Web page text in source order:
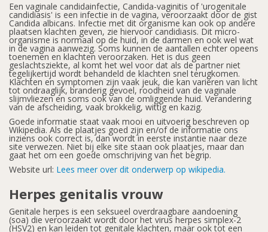
Een vaginale candidainfectie, Candida-vaginitis of 'urogenitale
candidiasis' is een infectie in de vagina, veroorzaakt door de gist
Candida albicans. Infectie met dit organisme kan ook op andere
plaatsen klachten geven, zie hiervoor candidiasis. Dit micro-
organisme is normaal op de huid, in de darmen en ook wel wat
in de vagina aanwezig. Soms kunnen de aantallen echter opeens
toenemen en klachten veroorzaken. Het is dus geen
geslachtsziekte, al komt het wel voor dat als de partner niet
tegelijkertijd wordt behandeld de klachten snel terugkomen.
Klachten en symptomen zijn vaak jeuk, die kan variëren van licht
tot ondraaglijk, branderig gevoel, roodheid van de vaginale
slijmvliezen en soms ook van de omliggende huid. Verandering
van de afscheiding, vaak brokkelig, wittig en kazig.
Goede informatie staat vaak mooi en uitvoerig beschreven op
Wikipedia. Als de plaatjes goed zijn en/of de informatie ons
inziens ook correct is, dan wordt in eerste instantie naar deze
site verwezen. Niet bij elke site staan ook plaatjes, maar dan
gaat het om een goede omschrijving van het begrip.
Website url: Lees meer over dit onderwerp op wikipedia.
Herpes genitalis vrouw
Genitale herpes is een seksueel overdraagbare aandoening
(soa) die veroorzaakt wordt door het virus herpes simplex-2
(HSV2) en kan leiden tot genitale klachten, maar ook tot een